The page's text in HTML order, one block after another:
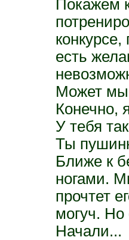
Покажем
есть
Может
Конечно,
У тебя
Ты
Ближе к
ногами.
прочтет
могуч. Но
Начали...